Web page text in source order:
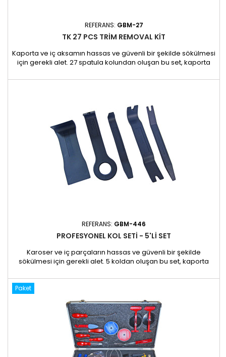
REFERANS: GBM-27
TK 27 PCS TRIM REMOVAL KIT
Kaporta ve iç aksamın hassas ve güvenli bir şekilde sökülmesi
için gerekli alet. 27 spatula kolundan oluşan bu set, kaporta
olarak tasarlanmıştır. Ayna yüzeylerini, iç döşemeyi ve diğer
REFERANS: GBM-446
PROFESYONEL KOL SETI - 5'LI SET
Karoser ve iç parçaların hassas ve güvenli bir şekilde
sökülmesi için gerekli alet. 5 koldan oluşan bu set, kaporta
özel olarak tasarlanmıştır. Diğer koruyucu cihazlara ihtiyaç
duymadan ayna yüzeylerini, iç döşemeyi ve diğer hassas
bileşenleri sökmeyi kolaylaştırır. Faydaları: Güvenli...
Paket